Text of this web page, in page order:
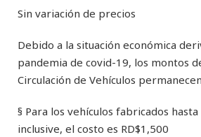
Sin variación de precios
Debido a la situación económica
pandemia de covid-19, los montos
Circulación de Vehículos
§ Para los vehículos fabricados
inclusive, el costo es RD$1,500